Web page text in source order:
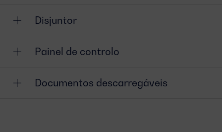
Disjuntor
Painel de controlo
Documentos descarregáveis